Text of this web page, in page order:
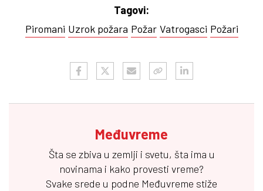
Tagovi:
Piromani Uzrok požara Požar Vatrogasci Požari
Međuvreme
Šta se zbiva u zemlji i svetu, šta ima u
novinama i kako provesti vreme?
Svake srede u podne Međuvreme stiže